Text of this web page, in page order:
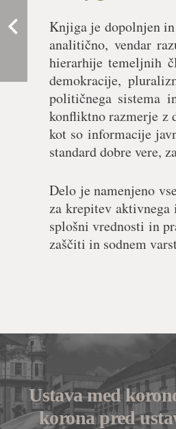
Knjiga je dopolnjen in
analitično, vendar
hierarhije temeljnih
demokracije,
političnega sistema
konfliktno razmerje z
kot so informacije
standard dobre vere,
Delo je namenjeno
za krepitev aktivnega
splošni vrednosti in
zaščiti in sodnem
Ustava med
korona pred